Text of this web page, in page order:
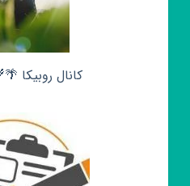
کانال روبیکا